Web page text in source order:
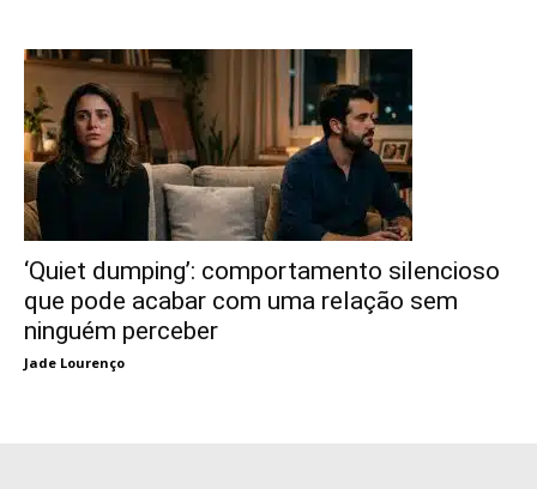
‘Quiet dumping’: comportamento silencioso
que pode acabar com uma relação sem
ninguém perceber
Jade Lourenço